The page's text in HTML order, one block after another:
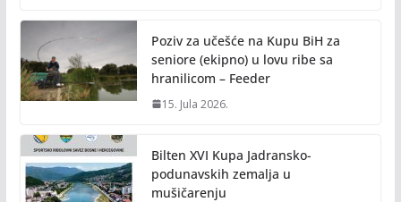
Poziv za učešće na Kupu BiH za
seniore (ekipno) u lovu ribe sa
hranilicom – Feeder
15. Jula 2026.
Bilten XVI Kupa Jadransko-
podunavskih zemalja u
mušičarenju